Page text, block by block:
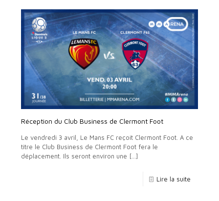
Réception du Club Business de Clermont Foot
Le vendredi 3 avril, Le Mans FC reçoit Clermont Foot. A ce
titre le Club Business de Clermont Foot fera le
déplacement. Ils seront environ une […]
Lire la suite